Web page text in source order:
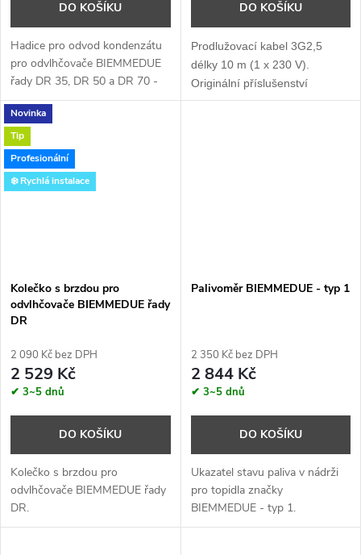
DO KOŠÍKU
Hadice pro odvod kondenzátu
pro odvlhčovače BIEMMEDUE
řady DR 35, DR 50 a DR 70 -
délka 6 m.
DO KOŠÍKU
Prodlužovací kabel 3G2,5
délky 10 m (1 x 230 V).
Originální příslušenství
BIEMMEDUE.
Novinka
Tip
Profesionální
❄️ Rychlá instalace
Kolečko s brzdou pro
odvlhčovače BIEMMEDUE řady
DR
2 090 Kč bez DPH
2 529 Kč
✔ 3~5 dnů
DO KOŠÍKU
Kolečko s brzdou pro
odvlhčovače BIEMMEDUE řady
DR.
Palivoměr BIEMMEDUE - typ 1
2 350 Kč bez DPH
2 844 Kč
✔ 3~5 dnů
DO KOŠÍKU
Ukazatel stavu paliva v nádrži
pro topidla značky
BIEMMEDUE - typ 1.